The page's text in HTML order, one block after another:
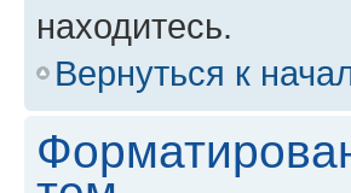
находитесь.
Вернуться к